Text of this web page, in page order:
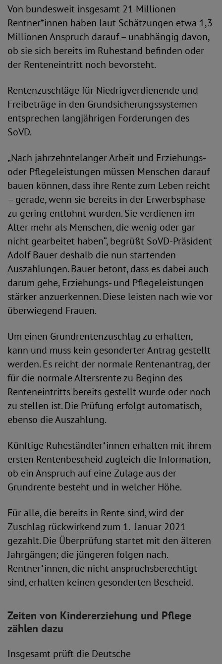
Von bundesweit insgesamt 21 Millionen
Rentner*innen haben laut Schätzungen etwa 1,3
Millionen Anspruch darauf – unabhängig davon,
ob sie sich bereits im Ruhestand befinden oder
der Renteneintritt noch bevorsteht.
Rentenzuschläge für Niedrigverdienende und
Freibeträge in den Grundsicherungssystemen
entsprechen langjährigen Forderungen des
SoVD.
„Nach jahrzehntelanger Arbeit und Erziehungs-
oder Pflegeleistungen müssen Menschen darauf
bauen können, dass ihre Rente zum Leben reicht
– gerade, wenn sie bereits in der Erwerbsphase
zu gering entlohnt wurden. Sie verdienen im
Alter mehr als Menschen, die wenig oder gar
nicht gearbeitet haben“, begrüßt SoVD-Präsident
Adolf Bauer deshalb die nun startenden
Auszahlungen. Bauer betont, dass es dabei auch
darum gehe, Erziehungs- und Pflegeleistungen
stärker anzuerkennen. Diese leisten nach wie vor
überwiegend Frauen.
Um einen Grundrentenzuschlag zu erhalten,
kann und muss kein gesonderter Antrag gestellt
werden. Es reicht der normale Rentenantrag, der
für die normale Altersrente zu Beginn des
Renteneintritts bereits gestellt wurde oder noch
zu stellen ist. Die Prüfung erfolgt automatisch,
ebenso die Auszahlung.
Künftige Ruheständler*innen erhalten mit ihrem
ersten Rentenbescheid zugleich die Information,
ob ein Anspruch auf eine Zulage aus der
Grundrente besteht und in welcher Höhe.
Für alle, die bereits in Rente sind, wird der
Zuschlag rückwirkend zum 1. Januar 2021
gezahlt. Die Überprüfung startet mit den älteren
Jahrgängen; die jüngeren folgen nach.
Rentner*innen, die nicht anspruchsberechtigt
sind, erhalten keinen gesonderten Bescheid.
Zeiten von Kindererziehung und Pflege
zählen dazu
Insgesamt prüft die Deutsche